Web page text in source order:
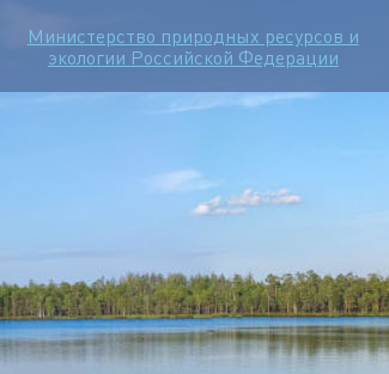
Министерство природных ресурсов и
экологии Российской Федерации